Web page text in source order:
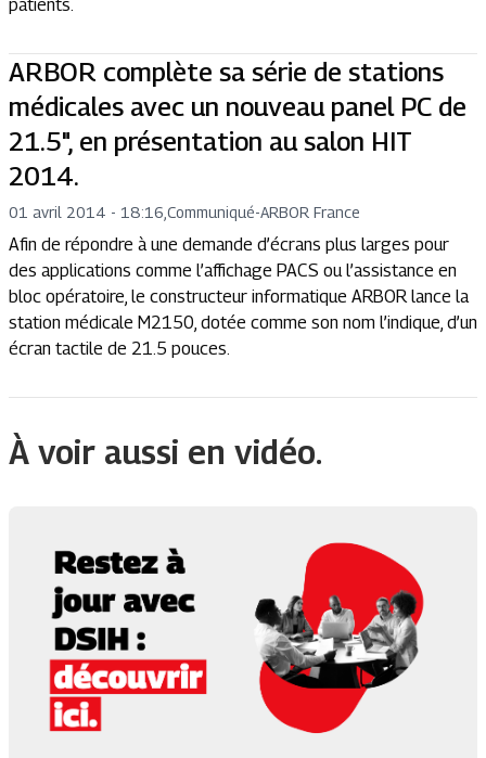
patients.
ARBOR complète sa série de stations
médicales avec un nouveau panel PC de
21.5", en présentation au salon HIT
2014.
01 avril 2014 - 18:16 Communiqué-ARBOR France
Afin de répondre à une demande d’écrans plus larges pour
des applications comme l’affichage PACS ou l’assistance en
bloc opératoire, le constructeur informatique ARBOR lance la
station médicale M2150, dotée comme son nom l’indique, d’un
écran tactile de 21.5 pouces.
À voir aussi en vidéo.